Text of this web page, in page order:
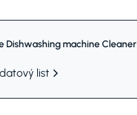
Dishwashing machine Cleaner
list